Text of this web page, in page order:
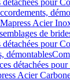
détachées pour
Acier
de
détachées pour
démontables
détachées
Acier